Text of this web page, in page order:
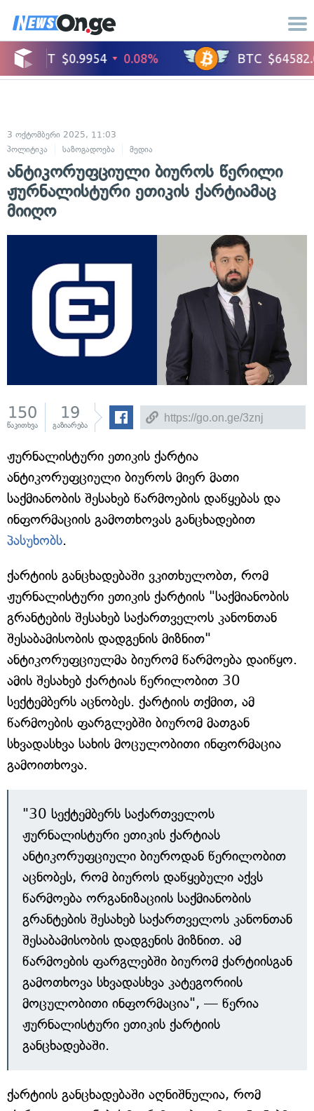
3 ოქტომბერი 2025, 11:03
პოლიტიკა
საზოგადოება მედია
ანტიკორუფციული ბიუროს წერილი
ჟურნალისტური ეთიკის ქარტიამაც
მიიღო
150
წაკითხვა
19
გაზიარება
ჟურნალისტური ეთიკის ქარტია
ანტიკორუფციული ბიუროს მიერ მათი
საქმიანობის შესახებ წარმოების დაწყებას და
ინფორმაციის გამოთხოვას განცხადებით
პასუხობს.
ქარტიის განცხადებაში ვკითხულობთ, რომ
ჟურნალისტური ეთიკის ქარტიის "საქმიანობის
გრანტების შესახებ საქართველოს კანონთან
შესაბამისობის დადგენის მიზნით"
ანტიკორუფციულმა ბიურომ წარმოება დაიწყო.
ამის შესახებ ქარტიას წერილობით 30
სექტემბერს აცნობეს. ქარტიის თქმით, ამ
წარმოების ფარგლებში ბიურომ მათგან
სხვადასხვა სახის მოცულობითი ინფორმაცია
გამოითხოვა.
"30 სექტემბერს საქართველოს
ჟურნალისტური ეთიკის ქარტიას
ანტიკორუფციული ბიუროდან წერილობით
აცნობეს, რომ ბიუროს დაწყებული აქვს
წარმოება ორგანიზაციის საქმიანობის
გრანტების შესახებ საქართველოს კანონთან
შესაბამისობის დადგენის მიზნით. ამ
წარმოების ფარგლებში ბიურომ ქარტიისგან
გამოთხოვა სხვადასხვა კატეგორიის
მოცულობითი ინფორმაცია", — წერია
ჟურნალისტური ეთიკის ქარტიის
განცხადებაში.
ქარტიის განცხადებაში აღნიშნულია, რომ